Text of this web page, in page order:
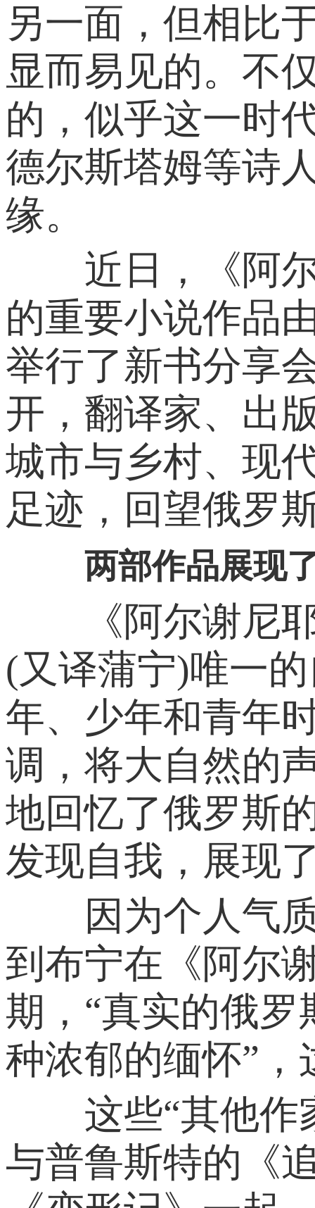
另一面，但相比
显而易见的。不
的，似乎这一时
德尔斯塔姆等诗
缘。
近日，《阿尔
的重要小说作品
举行了新书分享
开，翻译家、出
城市与乡村、现
足迹，回望俄罗
两部作品展现
《阿尔谢尼耶
(又译蒲宁)唯一
年、少年和青年
调，将大自然的
地回忆了俄罗斯
发现自我，展现
因为个人气质
到布宁在《阿尔
期，“真实的俄
种浓郁的缅怀”
这些“其他作家
与普鲁斯特的《